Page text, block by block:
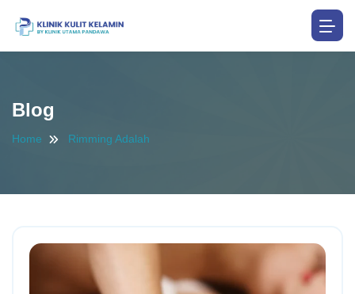
Blog
Home Rimming Adalah